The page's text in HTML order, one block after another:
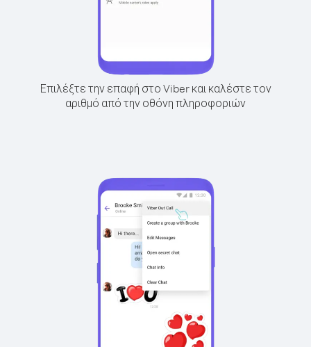
Επιλέξτε την επαφή στο Viber και καλέστε τον
αριθμό από την οθόνη πληροφοριών